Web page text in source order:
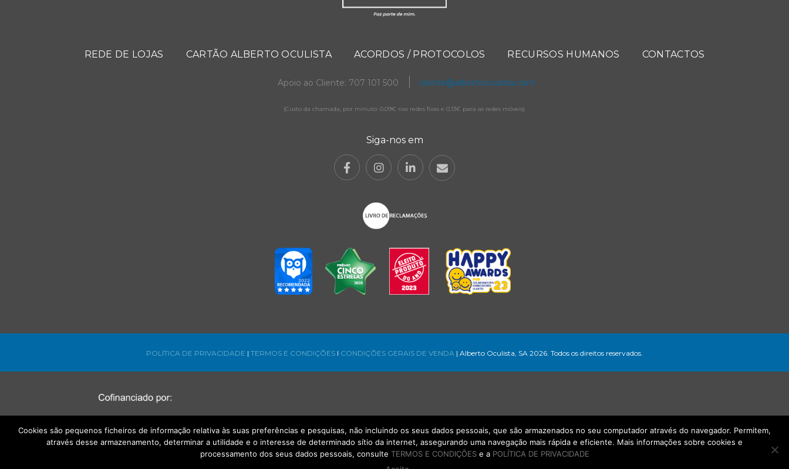
REDE DE LOJAS CARTÃO ALBERTO OCULISTA ACORDOS / PROTOCOLOS RECURSOS HUMANOS CONTACTOS
Apoio ao Cliente: 707 101 500 cliente@albertooculista.com
(Custo da chamada, por minuto: 0,09€ nas redes fixas e 0,13€ para as redes móveis)
Siga-nos em
POLÍTICA DE PRIVACIDADE | TERMOS E CONDIÇÕES l CONDIÇÕES GERAIS DE VENDA | Alberto Oculista, SA 2026. Todos os direitos reservados.
Cookies são pequenos ficheiros de informação relativa às suas preferências e pesquisas, não incluindo os seus dados pessoais, que são armazenados no seu computador através do navegador. Permitem,
através desse armazenamento, determinar a utilidade e o interesse de determinado sítio da internet, assegurando uma navegação mais rápida e eficiente. Mais informações sobre cookies e
processamento dos seus dados pessoais, consulte TERMOS E CONDIÇÕESe a POLÍTICA DE PRIVACIDADE